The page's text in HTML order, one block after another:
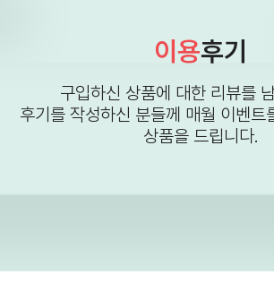
이용후기
구입하신 상품에 대한 리뷰를
후기를 작성하신 분들께 매월 이벤트
상품을 드립니다.